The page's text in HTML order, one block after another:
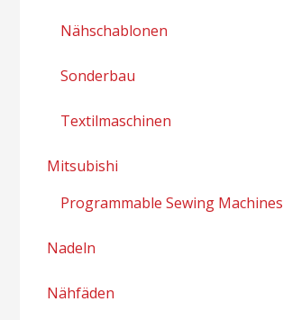
Nähschablonen
Sonderbau
Textilmaschinen
Mitsubishi
Programmable Sewing Machines
Nadeln
Nähfäden